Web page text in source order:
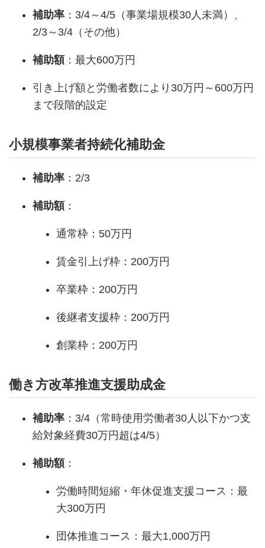
補助率 ：3/4～4/5（事業場規模30人未満）、
2/3～3/4（その他）
補助額 ：最大600万円
引き上げ額と労働者数により30万円～600万円
まで段階的設定
小規模事業者持続化補助金
補助率 ：2/3
補助額 ：
通常枠：50万円
賃金引上げ枠：200万円
卒業枠：200万円
後継者支援枠：200万円
創業枠：200万円
働き方改革推進支援助成金
補助率 ：3/4（常時使用労働者30人以下かつ支
給対象経費30万円超は4/5）
補助額 ：
労働時間短縮・年休促進支援コース：最
大300万円
団体推進コース：最大1,000万円